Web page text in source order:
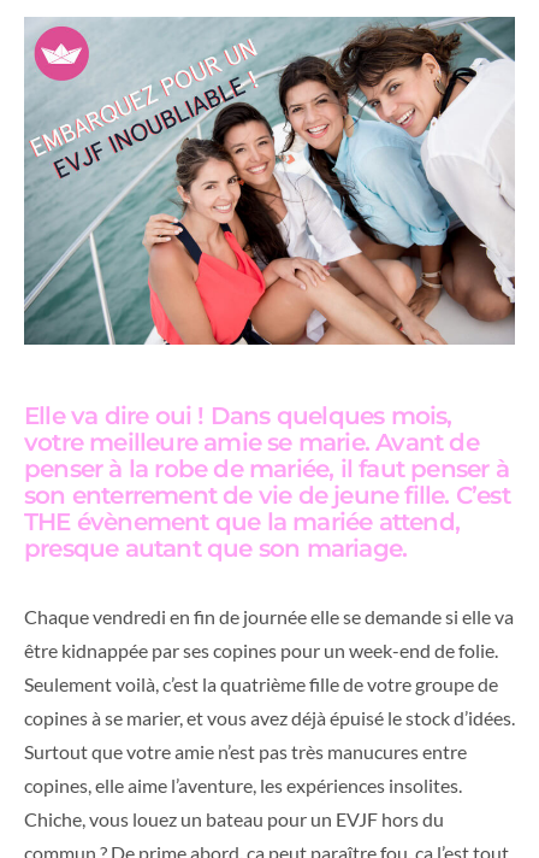
Elle va dire oui ! Dans quelques mois,
votre meilleure amie se marie. Avant de
penser à la robe de mariée, il faut penser à
son enterrement de vie de jeune fille. C’est
THE évènement que la mariée attend,
presque autant que son mariage.
Chaque vendredi en fin de journée elle se demande si elle va
être kidnappée par ses copines pour un week-end de folie.
Seulement voilà, c’est la quatrième fille de votre groupe de
copines à se marier, et vous avez déjà épuisé le stock d’idées.
Surtout que votre amie n’est pas très manucures entre
copines, elle aime l’aventure, les expériences insolites.
Chiche, vous louez un bateau pour un EVJF hors du
commun ? De prime abord, ça peut paraître fou, ça l’est tout